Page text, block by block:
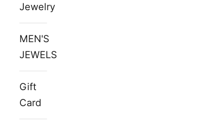
Jewelry
MEN'S
JEWELS
Gift
Card